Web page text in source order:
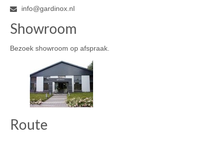
info@gardinox.nl
Showroom
Bezoek showroom op afspraak.
Route